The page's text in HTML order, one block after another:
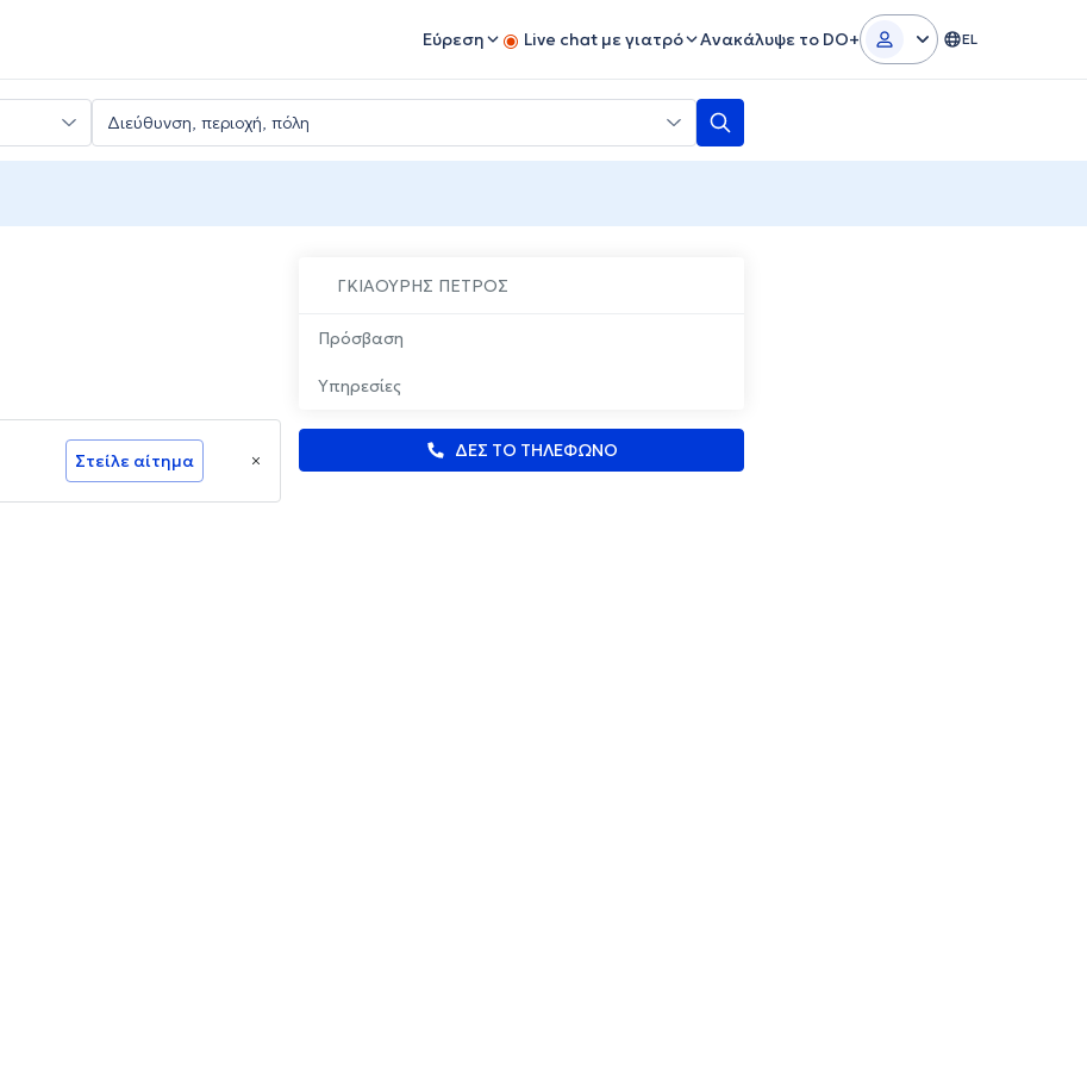
Εύρεση Live chat με γιατρό Ανακάλυψε το DO+ EL
ΓΚΙΑΟΥΡΗΣ ΠΕΤΡΟΣ
Πρόσβαση
Υπηρεσίες
ΔΕΣ ΤΟ ΤΗΛΕΦΩΝΟ
Στείλε αίτημα